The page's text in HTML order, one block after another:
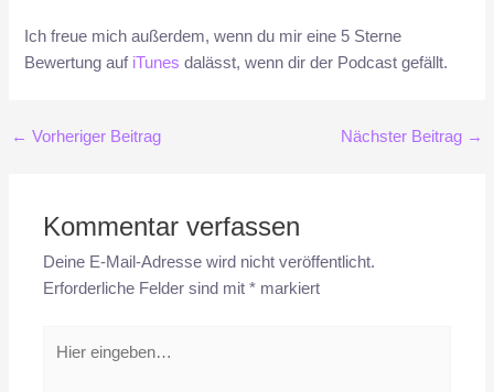
Ich freue mich außerdem, wenn du mir eine 5 Sterne
Bewertung auf iTunes dalässt, wenn dir der Podcast gefällt.
← Vorheriger Beitrag Nächster Beitrag →
Kommentar verfassen
Deine E-Mail-Adresse wird nicht veröffentlicht.
Erforderliche Felder sind mit* markiert
eingeben…